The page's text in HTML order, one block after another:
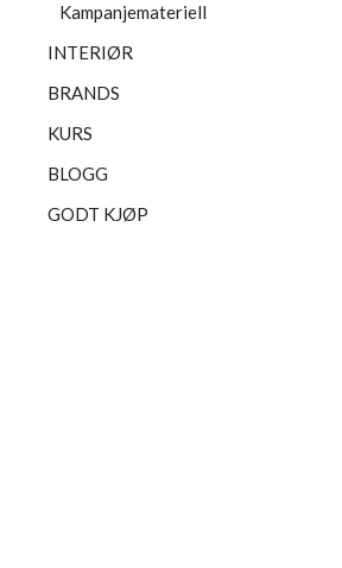
Kampanjemateriell
INTERIØR
BRANDS
KURS
BLOGG
GODT KJØP